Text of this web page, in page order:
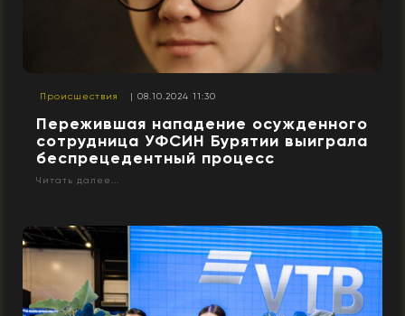
Происшествия | 08.10.2024 11:30
Пережившая нападение осужденного
сотрудница УФСИН Бурятии выиграла
беспрецедентный процесс
Читать далее...